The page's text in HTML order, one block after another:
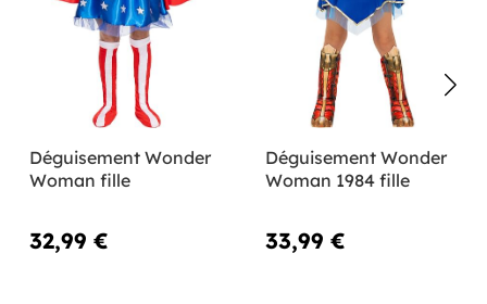
Déguisement Wonder
Woman fille
32,99 €
Déguisement Wonder
Woman 1984 fille
33,99 €